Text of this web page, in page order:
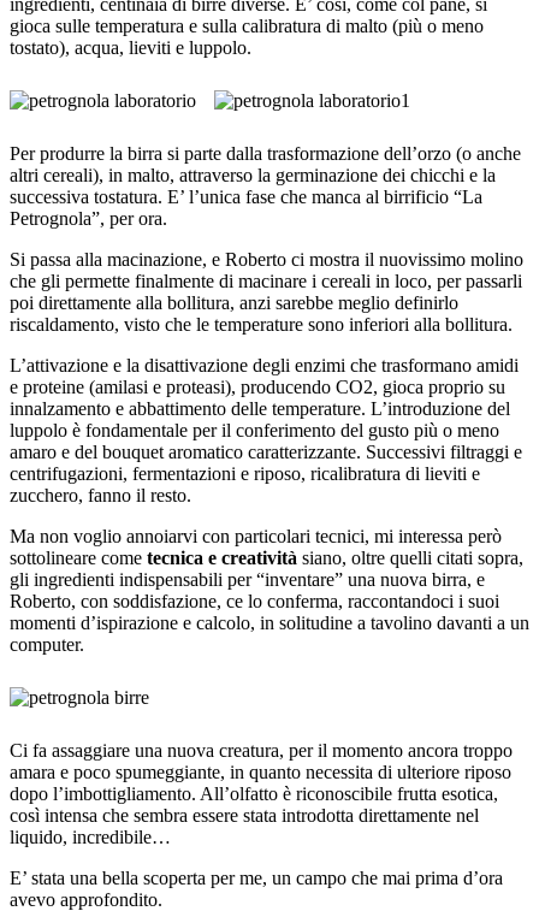
gioca sulle temperatura e sulla calibratura di malto (più o meno
tostato), acqua, lieviti e luppolo.
Per produrre la birra si parte dalla trasformazione dell’orzo (o anche
altri cereali), in malto, attraverso la germinazione dei chicchi e la
successiva tostatura. E’ l’unica fase che manca al birrificio “La
Petrognola”, per ora.
Si passa alla macinazione, e Roberto ci mostra il nuovissimo molino
che gli permette finalmente di macinare i cereali in loco, per passarli
poi direttamente alla bollitura, anzi sarebbe meglio definirlo
riscaldamento, visto che le temperature sono inferiori alla bollitura.
L’attivazione e la disattivazione degli enzimi che trasformano amidi
e proteine (amilasi e proteasi), producendo CO2, gioca proprio su
innalzamento e abbattimento delle temperature. L’introduzione del
luppolo è fondamentale per il conferimento del gusto più o meno
amaro e del bouquet aromatico caratterizzante. Successivi filtraggi e
centrifugazioni, fermentazioni e riposo, ricalibratura di lieviti e
zucchero, fanno il resto.
Ma non voglio annoiarvi con particolari tecnici, mi interessa però
sottolineare come tecnica e creatività siano, oltre quelli citati sopra,
gli ingredienti indispensabili per “inventare” una nuova birra, e
Roberto, con soddisfazione, ce lo conferma, raccontandoci i suoi
momenti d’ispirazione e calcolo, in solitudine a tavolino davanti a un
computer.
Ci fa assaggiare una nuova creatura, per il momento ancora troppo
amara e poco spumeggiante, in quanto necessita di ulteriore riposo
dopo l’imbottigliamento. All’olfatto è riconoscibile frutta esotica,
così intensa che sembra essere stata introdotta direttamente nel
liquido, incredibile…
E’ stata una bella scoperta per me, un campo che mai prima d’ora
avevo approfondito.